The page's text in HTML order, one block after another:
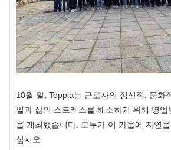
10월 말, Toppla는 근로자의 정신적, 문화
일과 삶의 스트레스를 해소하기 위해 영업
을 개최했습니다. 모두가 이 가을에 자연
십시오.